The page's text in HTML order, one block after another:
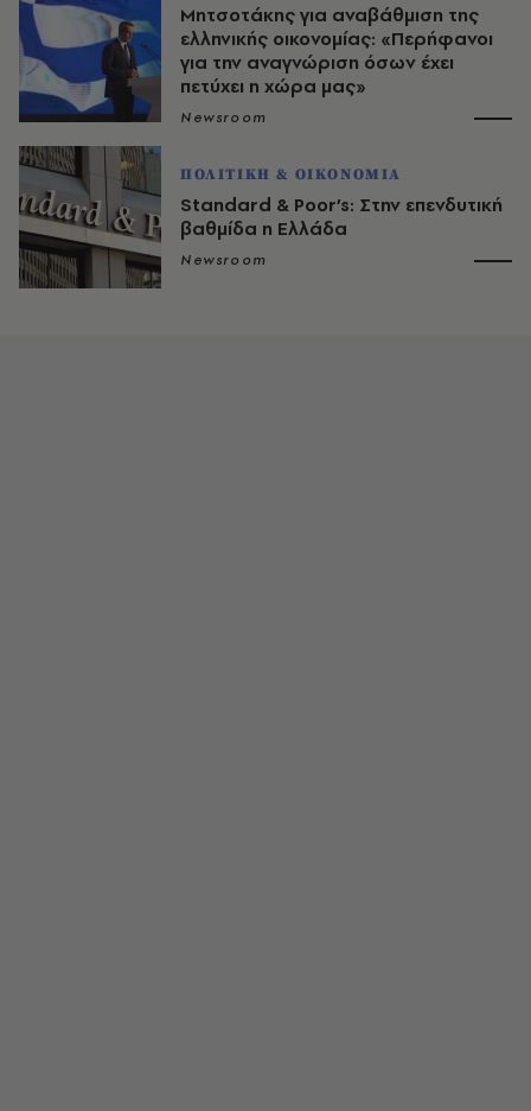
Μητσοτάκης για αναβάθμιση της
ελληνικής οικονομίας: «Περήφανοι
για την αναγνώριση όσων έχει
πετύχει η χώρα μας»
Newsroom
ΠΟΛΙΤΙΚΗ & ΟΙΚΟΝΟΜΙΑ
Standard & Poor’s: Στην επενδυτική
βαθμίδα η Ελλάδα
Newsroom